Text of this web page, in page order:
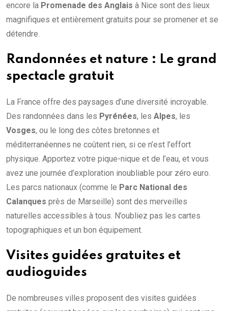
encore la Promenade des Anglais à Nice sont des lieux
magnifiques et entièrement gratuits pour se promener et se
détendre.
Randonnées et nature : Le grand
spectacle gratuit
La France offre des paysages d’une diversité incroyable.
Des randonnées dans les Pyrénées, les Alpes, les
Vosges, ou le long des côtes bretonnes et
méditerranéennes ne coûtent rien, si ce n’est l’effort
physique. Apportez votre pique-nique et de l’eau, et vous
avez une journée d’exploration inoubliable pour zéro euro.
Les parcs nationaux (comme le Parc National des
Calanques près de Marseille) sont des merveilles
naturelles accessibles à tous. N’oubliez pas les cartes
topographiques et un bon équipement.
Visites guidées gratuites et
audioguides
De nombreuses villes proposent des visites guidées